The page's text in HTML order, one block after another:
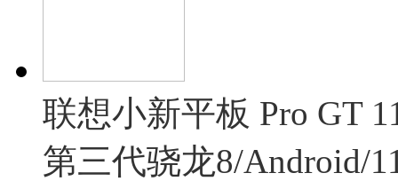
联想小新平板 Pro GT
第三代骁龙8/Android/